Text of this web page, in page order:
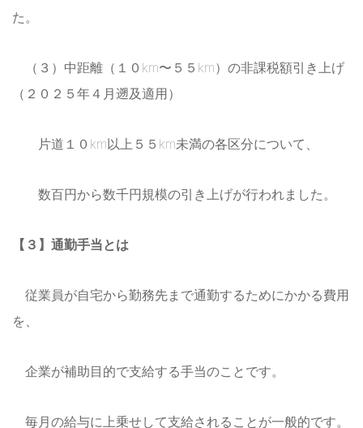
た。
（３）中距離（１０km〜５５km）の非課税額引き上げ
（２０２５年４月遡及適用）
片道１０km以上５５km未満の各区分について、
数百円から数千円規模の引き上げが行われました。
【３】通勤手当とは
従業員が自宅から勤務先まで通勤するためにかかる費用
を、
企業が補助目的で支給する手当のことです。
毎月の給与に上乗せして支給されることが一般的です。